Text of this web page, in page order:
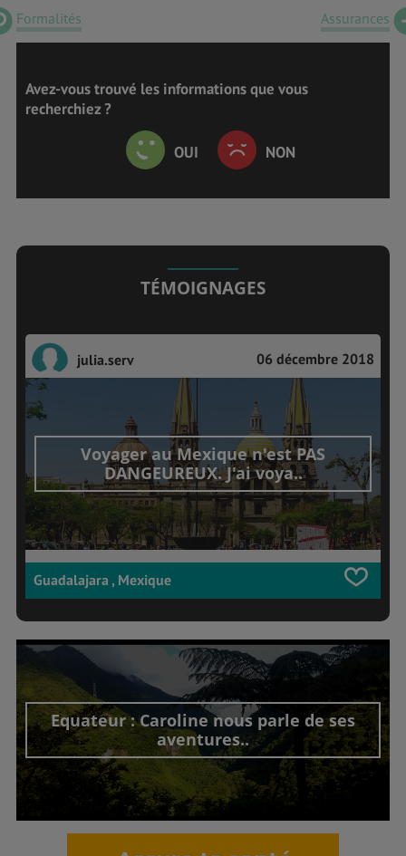
Formalités Assurances
Avez-vous trouvé les informations que vous
recherchiez ?
OUI NON
TÉMOIGNAGES
julia.serv 06 décembre 2018
Voyager au Mexique n'est PAS
DANGEUREUX. J'ai voya..
Guadalajara , Mexique
Equateur : Caroline nous parle de ses
aventures..